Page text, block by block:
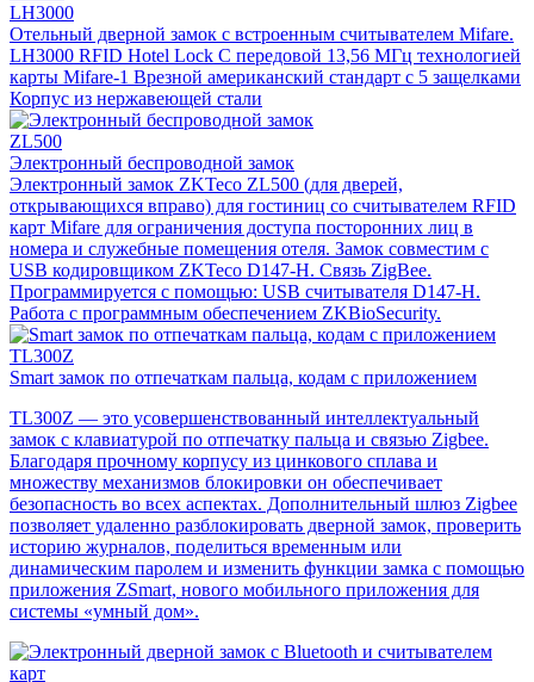
LH3000
Отельный дверной замок с встроенным считывателем Mifare.
LH3000 RFID Hotel Lock С передовой 13,56 МГц технологией
карты Mifare-1 Врезной американский стандарт с 5 защелками
Корпус из нержавеющей стали
ZL500
Электронный беспроводной замок
Электронный замок ZKTeco ZL500 (для дверей,
открывающихся вправо) для гостиниц со считывателем RFID
карт Mifare для ограничения доступа посторонних лиц в
номера и служебные помещения отеля. Замок совместим с
USB кодировщиком ZKTeco D147-H. Связь ZigBee.
Программируется с помощью: USB считывателя D147-H.
Работа с программным обеспечением ZKBioSecurity.
TL300Z
Smart замок по отпечаткам пальца, кодам с приложением
TL300Z — это усовершенствованный интеллектуальный
замок с клавиатурой по отпечатку пальца и связью Zigbee.
Благодаря прочному корпусу из цинкового сплава и
множеству механизмов блокировки он обеспечивает
безопасность во всех аспектах. Дополнительный шлюз Zigbee
позволяет удаленно разблокировать дверной замок, проверить
историю журналов, поделиться временным или
динамическим паролем и изменить функции замка с помощью
приложения ZSmart, нового мобильного приложения для
системы «умный дом».